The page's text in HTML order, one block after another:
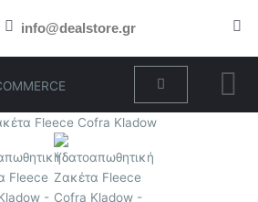
info@dealstore.gr
Cart